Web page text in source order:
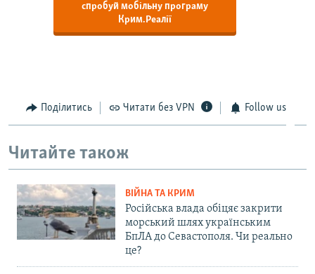
спробуй мобільну програму
Крим.Реалії
Поділитись Читати без VPN Follow us
Читайте також
ВІЙНА ТА КРИМ
Російська влада обіцяє закрити
морський шлях українським
БпЛА до Севастополя. Чи реально
це?